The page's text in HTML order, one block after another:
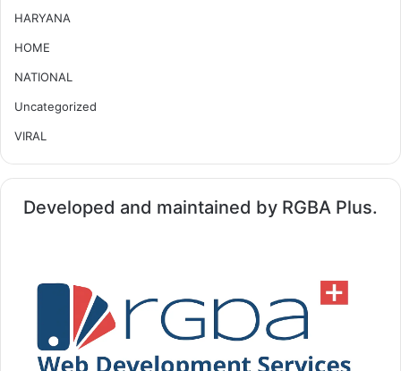
HARYANA
HOME
NATIONAL
Uncategorized
VIRAL
Developed and maintained by RGBA Plus.